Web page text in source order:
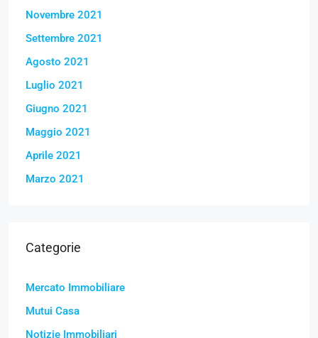
Novembre 2021
Settembre 2021
Agosto 2021
Luglio 2021
Giugno 2021
Maggio 2021
Aprile 2021
Marzo 2021
Categorie
Mercato Immobiliare
Mutui Casa
Notizie Immobiliari